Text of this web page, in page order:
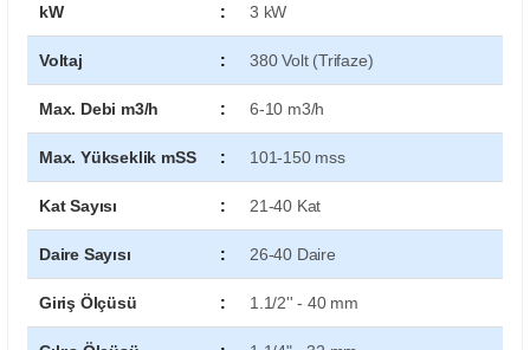
kW : 3 kW
Voltaj : 380 Volt (Trifaze)
Max. Debi m3/h : 6-10 m3/h
Max. Yükseklik mSS : 101-150 mss
Kat Sayısı : 21-40 Kat
Daire Sayısı : 26-40 Daire
Giriş Ölçüsü : 1.1/2'' - 40 mm